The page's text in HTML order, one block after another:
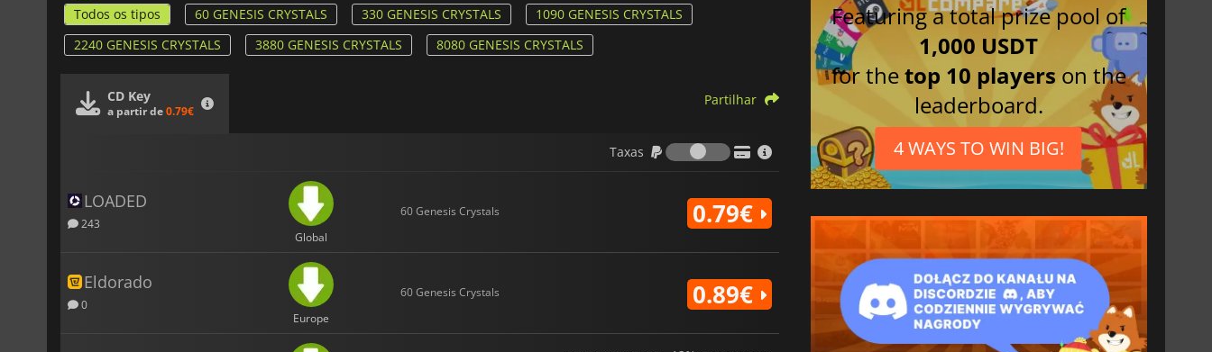
Todos os tipos 60 GENESIS CRYSTALS 330 GENESIS CRYSTALS
1090 GENESIS CRYSTALS
2240 GENESIS CRYSTALS
3880 GENESIS CRYSTALS 8080 GENESIS CRYSTALS
CD Key
a partir de0.79€
Partilhar
Taxas
Taxas
LOADED
243
Global
60 Genesis Crystals 0.79€
Eldorado
0
Europe
60 Genesis Crystals 0.89€
Featuring a total prize pool of
1,000 USDT
for thetop 10 players on the
leaderboard.
4 WAYS TO WIN BIG!